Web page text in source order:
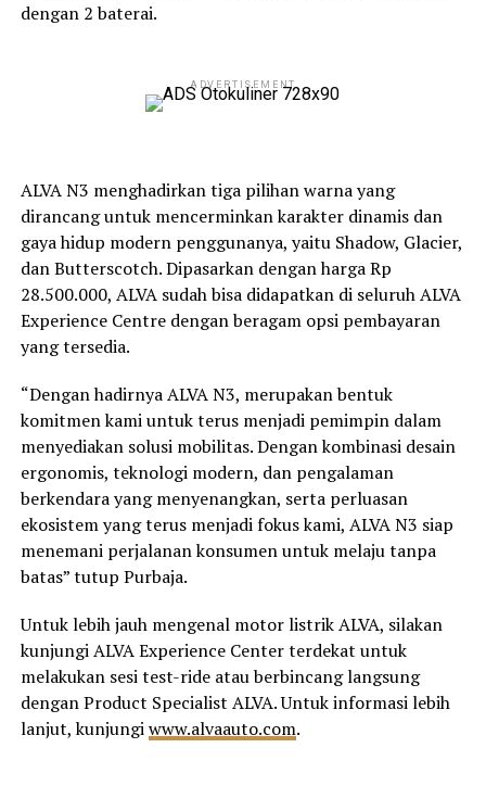
dengan 2 baterai.
ADVERTISEMENT
ALVA N3 menghadirkan tiga pilihan warna yang
dirancang untuk mencerminkan karakter dinamis dan
gaya hidup modern penggunanya, yaitu Shadow, Glacier,
dan Butterscotch. Dipasarkan dengan harga Rp
28.500.000, ALVA sudah bisa didapatkan di seluruh ALVA
Experience Centre dengan beragam opsi pembayaran
yang tersedia.
“Dengan hadirnya ALVA N3, merupakan bentuk
komitmen kami untuk terus menjadi pemimpin dalam
menyediakan solusi mobilitas. Dengan kombinasi desain
ergonomis, teknologi modern, dan pengalaman
berkendara yang menyenangkan, serta perluasan
ekosistem yang terus menjadi fokus kami, ALVA N3 siap
menemani perjalanan konsumen untuk melaju tanpa
batas” tutup Purbaja.
Untuk lebih jauh mengenal motor listrik ALVA, silakan
kunjungi ALVA Experience Center terdekat untuk
melakukan sesi test-ride atau berbincang langsung
dengan Product Specialist ALVA. Untuk informasi lebih
lanjut, kunjungiwww.alvaauto.com.